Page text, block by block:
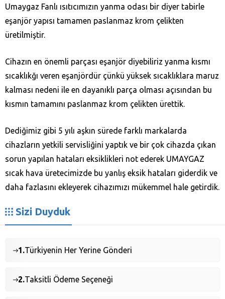
Umaygaz Fanlı ısıtıcımızın yanma odası bir diyer tabirle
eşanjör yapısı tamamen paslanmaz krom çelikten
üretilmiştir.
Cihazın en önemli parçası eşanjör diyebiliriz yanma kısmı
sıcaklıkğı veren eşanjördür çünkü yüksek sıcaklıklara maruz
kalması nedeni ile en dayanıklı parça olması açısından bu
kısmın tamamını paslanmaz krom çelikten ürettik.
Dediğimiz gibi 5 yılı aşkın sürede farklı markalarda
cihazların yetkili servisliğini yaptık ve bir çok cihazda çıkan
sorun yapılan hataları eksiklikleri not ederek UMAYGAZ
sıcak hava üretecimizde bu yanlış eksik hataları giderdik ve
daha fazlasını ekleyerek cihazımızı mükemmel hale getirdik.
Sizi Duyduk
1.Türkiyenin Her Yerine Gönderi
2.Taksitli Ödeme Seçeneği